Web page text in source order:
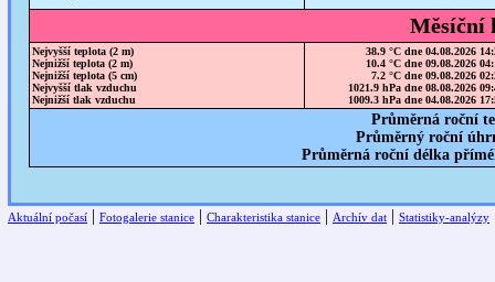
Měsíční
Nejvyšší teplota (2 m)
Nejnižší teplota (2 m)
Nejnižší teplota (5 cm)
Nejvyšší tlak vzduchu
Nejnižší tlak vzduchu
38.9 °C dne 04.08.2026
10.4 °C dne 09.08.2026
7.2 °C dne 09.08.2026
1021.9 hPa dne 08.08.2026
1009.3 hPa dne 04.08.2026
Průměrná roční
Průměrný roční
Průměrná roční délka
Aktuální počasí | Fotogalerie stanice | Charakteristika stanice | Archív dat | Statistiky-analýzy